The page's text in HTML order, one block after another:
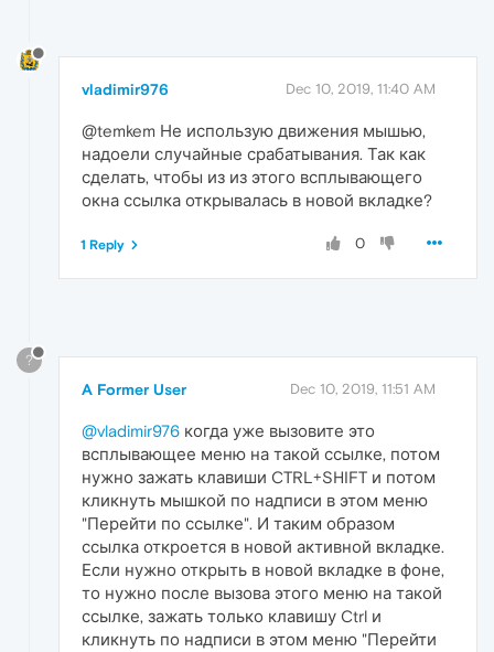
vladimir976 Dec 10, 2019, 11:40 AM
@temkem Не использую движения мышью,
надоели случайные срабатывания. Так как
сделать, чтобы из из этого всплывающего
окна ссылка открывалась в новой вкладке?
0
1 Reply
?
A Former User Dec 10, 2019, 11:51 AM
@vladimir976 когда уже вызовите это
всплывающее меню на такой ссылке, потом
нужно зажать клавиши CTRL+SHIFT и потом
кликнуть мышкой по надписи в этом меню
"Перейти по ссылке". И таким образом
ссылка откроется в новой активной вкладке.
Если нужно открыть в новой вкладке в фоне,
то нужно после вызова этого меню на такой
ссылке, зажать только клавишу Ctrl и
кликнуть по надписи в этом меню "Перейти